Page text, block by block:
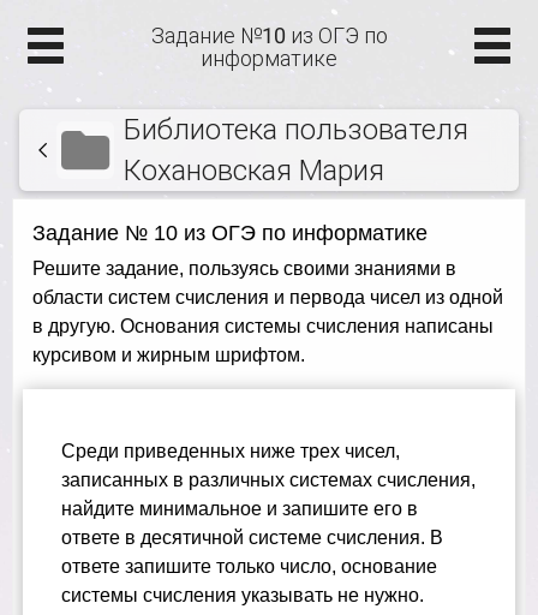
Задание №10 из ОГЭ по
информатике
Библиотека пользователя
Кохановская Мария